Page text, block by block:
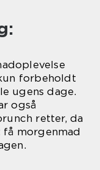
forbeholdt
ugens dage.
også
retter, da
morgenmad